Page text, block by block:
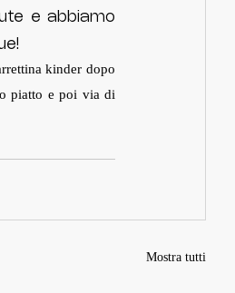
e abbiamo
kinder dopo
piatto e poi via di
Mostra tutti